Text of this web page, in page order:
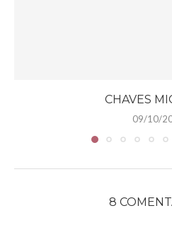
CHAVES
09/10/
8